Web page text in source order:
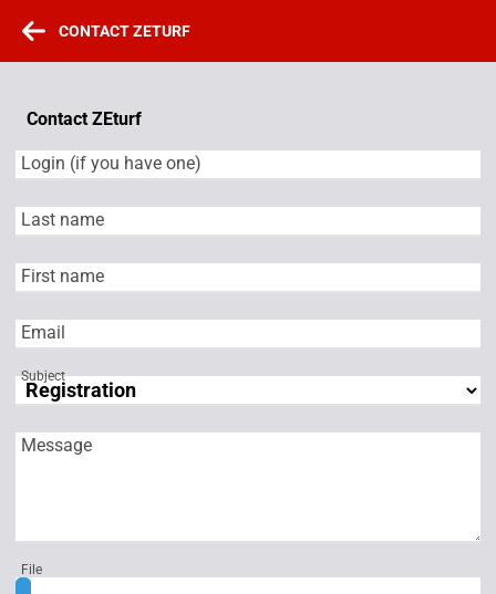
CONTACT ZETURF
Contact ZEturf
Login (if you have one)
Last name
First name
Email
Subject
Message
File